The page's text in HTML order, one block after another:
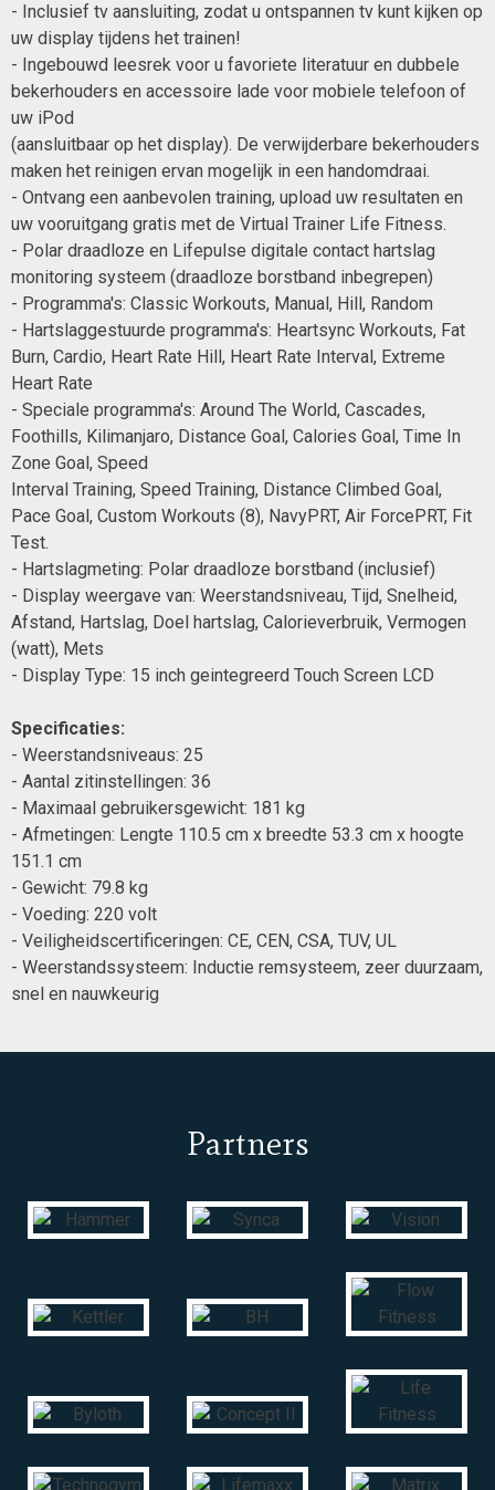
- Inclusief tv aansluiting, zodat u ontspannen tv kunt kijken op
uw display tijdens het trainen!
- Ingebouwd leesrek voor u favoriete literatuur en dubbele
bekerhouders en accessoire lade voor mobiele telefoon of
uw iPod
(aansluitbaar op het display). De verwijderbare bekerhouders
maken het reinigen ervan mogelijk in een handomdraai.
- Ontvang een aanbevolen training, upload uw resultaten en
uw vooruitgang gratis met de Virtual Trainer Life Fitness.
- Polar draadloze en Lifepulse digitale contact hartslag
monitoring systeem (draadloze borstband inbegrepen)
- Programma's: Classic Workouts, Manual, Hill, Random
- Hartslaggestuurde programma's: Heartsync Workouts, Fat
Burn, Cardio, Heart Rate Hill, Heart Rate Interval, Extreme
Heart Rate
- Speciale programma's: Around The World, Cascades,
Foothills, Kilimanjaro, Distance Goal, Calories Goal, Time In
Zone Goal, Speed
Interval Training, Speed Training, Distance Climbed Goal,
Pace Goal, Custom Workouts (8), NavyPRT, Air ForcePRT, Fit
Test.
- Hartslagmeting: Polar draadloze borstband (inclusief)
- Display weergave van: Weerstandsniveau, Tijd, Snelheid,
Afstand, Hartslag, Doel hartslag, Calorieverbruik, Vermogen
(watt), Mets
- Display Type: 15 inch geintegreerd Touch Screen LCD
Specificaties:
- Weerstandsniveaus: 25
- Aantal zitinstellingen: 36
- Maximaal gebruikersgewicht: 181 kg
- Afmetingen: Lengte 110.5 cm x breedte 53.3 cm x hoogte
151.1 cm
- Gewicht: 79.8 kg
- Voeding: 220 volt
- Veiligheidscertificeringen: CE, CEN, CSA, TUV, UL
- Weerstandssysteem: Inductie remsysteem, zeer duurzaam,
snel en nauwkeurig
Partners